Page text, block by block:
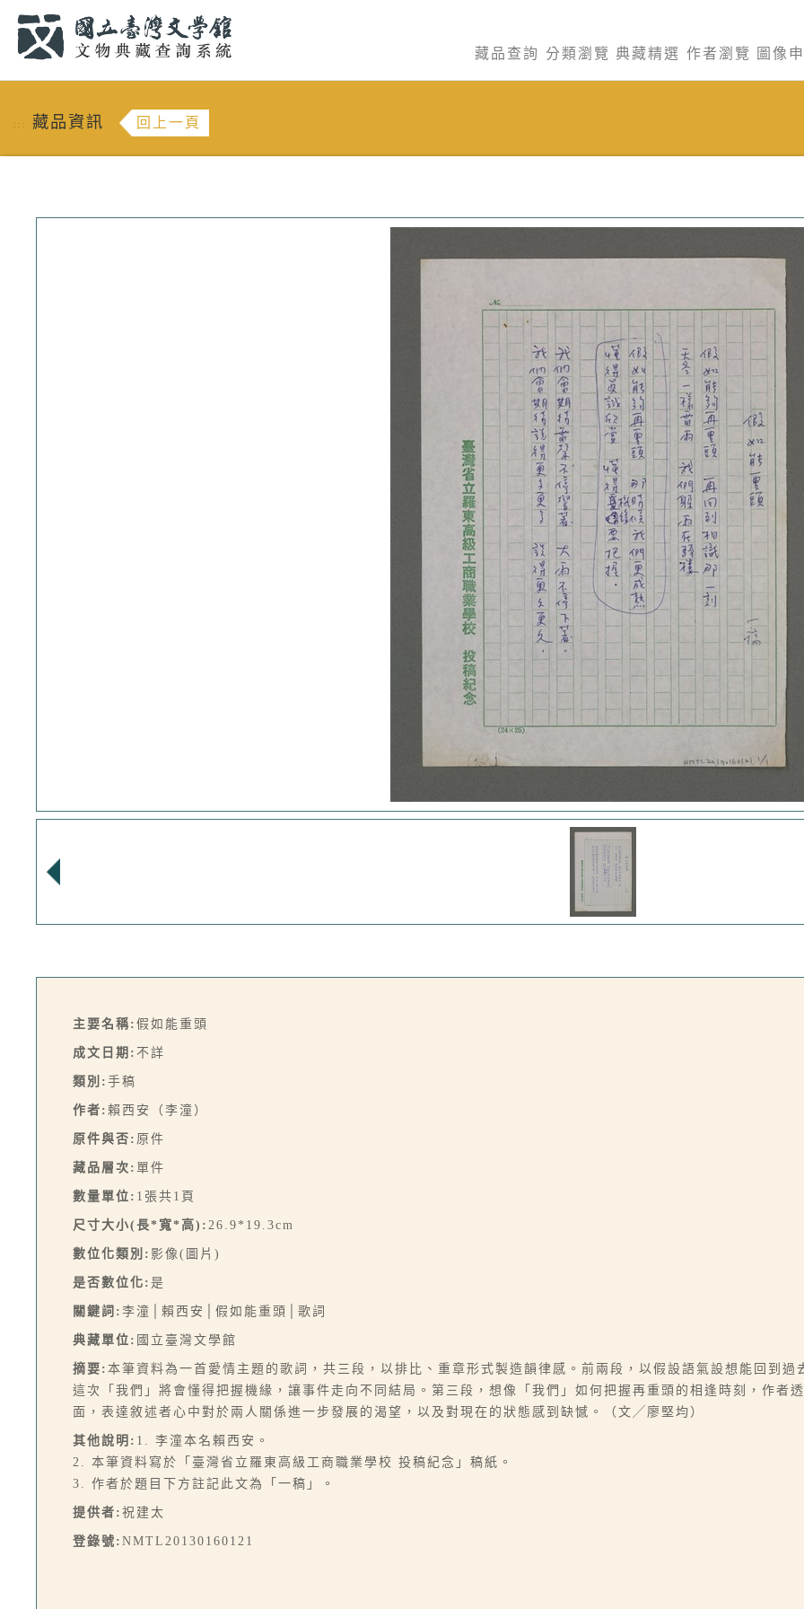
藏品查詢 分類瀏覽 典藏精選 作者瀏覽 圖像
::: 藏品資訊 回上一頁
主要名稱: 假如能重頭
成文日期: 不詳
類別: 手稿
作者: 賴西安（李潼）
原件與否: 原件
藏品層次: 單件
數量單位: 1張共1頁
尺寸大小(長*寬*高): 26.9*19.3cm
數位化類別: 影像(圖片)
是否數位化: 是
關鍵詞: 李潼│賴西安│假如能重頭│歌詞
典藏單位: 國立臺灣文學館
摘要: 本筆資料為一首愛情主題的歌詞，共三段，以排比、重章形式製造韻律感。前兩段，以假設語氣設想能回到
這次「我們」將會懂得把握機緣，讓事件走向不同結局。第三段，想像「我們」如何把握再重頭的相逢時刻，作者
面，表達敘述者心中對於兩人關係進一步發展的渴望，以及對現在的狀態感到缺憾。（文╱廖堅均）
其他說明: 1. 李潼本名賴西安。
2. 本筆資料寫於「臺灣省立羅東高級工商職業學校 投稿紀念」稿紙。
3. 作者於題目下方註記此文為「一稿」。
提供者: 祝建太
登錄號: NMTL20130160121